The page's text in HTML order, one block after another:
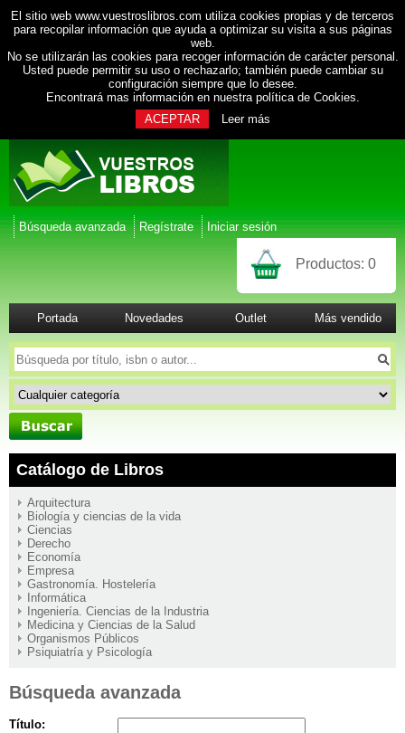
El sitio web www.vuestroslibros.com utiliza cookies propias y de terceros
para recopilar información que ayuda a optimizar su visita a sus páginas
web.
No se utilizarán las cookies para recoger información de carácter personal.
Usted puede permitir su uso o rechazarlo; también puede cambiar su
configuración siempre que lo desee.
Encontrará mas información en nuestra política de Cookies.
ACEPTAR
Leer más
Búsqueda avanzada Regístrate Iniciar sesión
Productos: 0
Portada Novedades Outlet Más vendido
Catálogo de Libros
Arquitectura
Biología y ciencias de la vida
Ciencias
Derecho
Economía
Empresa
Gastronomía. Hostelería
Informática
Ingeniería. Ciencias de la Industria
Medicina y Ciencias de la Salud
Organismos Públicos
Psiquiatría y Psicología
Búsqueda avanzada
Título: